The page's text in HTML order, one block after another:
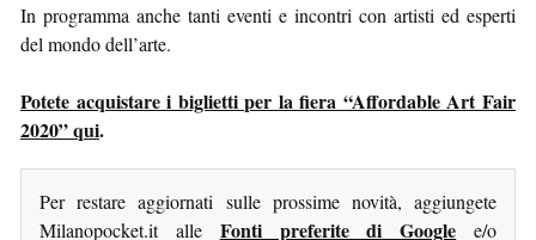
In programma anche tanti eventi e incontri con artisti ed esperti
del mondo dell’arte.
Potete acquistare i biglietti per la fiera “Affordable Art Fair
2020” qui.
Per restare aggiornati sulle prossime novità, aggiungete
Milanopocket.it alle Fonti preferite di Google e/o